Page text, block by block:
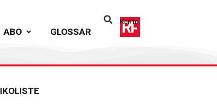
ABO GLOSSAR
Konto